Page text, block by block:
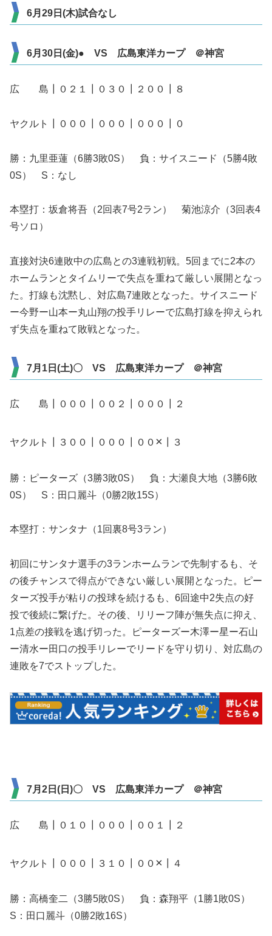
6月29日(木)試合なし
6月30日(金)● VS 広島東洋カープ ＠神宮
広 島┃０２１┃０３０┃２００┃８
ヤクルト┃０００┃０００┃０００┃０
勝：九里亜蓮（6勝3敗0S） 負：サイスニード（5勝4敗
0S） S：なし
本塁打：坂倉将吾（2回表7号2ラン） 菊池涼介（3回表4
号ソロ）
直接対決6連敗中の広島との3連戦初戦。5回までに2本の
ホームランとタイムリーで失点を重ねて厳しい展開となっ
た。打線も沈黙し、対広島7連敗となった。サイスニード
ー今野ー山本ー丸山翔の投手リレーで広島打線を抑えられ
ず失点を重ねて敗戦となった。
7月1日(土)〇 VS 広島東洋カープ ＠神宮
広 島┃０００┃００２┃０００┃２
ヤクルト┃３００┃０００┃００ × ┃３
勝：ピーターズ（3勝3敗0S） 負：大瀬良大地（3勝6敗
0S） S：田口麗斗（0勝2敗15S）
本塁打：サンタナ（1回裏8号3ラン）
初回にサンタナ選手の3ランホームランで先制するも、そ
の後チャンスで得点ができない厳しい展開となった。ピー
ターズ投手が粘りの投球を続けるも、6回途中2失点の好
投で後続に繋げた。その後、リリーフ陣が無失点に抑え、
1点差の接戦を逃げ切った。ピーターズー木澤ー星ー石山
ー清水ー田口の投手リレーでリードを守り切り、対広島の
連敗を7でストップした。
7月2日(日)〇 VS 広島東洋カープ ＠神宮
広 島┃０１０┃０００┃００１┃２
ヤクルト┃０００┃３１０┃００ × ┃４
勝：高橋奎二（3勝5敗0S） 負：森翔平（1勝1敗0S）
S：田口麗斗（0勝2敗16S）